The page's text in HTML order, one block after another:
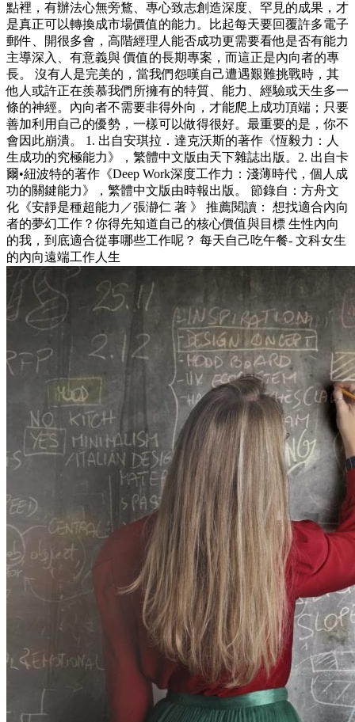
點裡，有辦法心無旁鶩、專心致志創造深度、罕見的成果，才
是真正可以轉換成市場價值的能力。比起每天要回覆許多電子
郵件、開很多會，高階經理人能否成功更需要看他是否有能力
主導深入、有意義與 價值的長期專案，而這正是內向者的專
長。 沒有人是完美的，當我們怨嘆自己遭遇艱難挑戰時，其
他人或許正在羨慕我們所擁有的特質、能力、經驗或天生多一
條的神經。內向者不需要非得外向，才能爬上成功頂端；只要
善加利用自己的優勢，一樣可以做得很好。最重要的是，你不
會因此崩潰。 1. 出自安琪拉．達克沃斯的著作《恆毅力：人
生成功的究極能力》，繁體中文版由天下雜誌出版。2. 出自卡
爾•紐波特的著作《Deep Work深度工作力：淺薄時代，個人成
功的關鍵能力》，繁體中文版由時報出版。 節錄自：方舟文
化《安靜是種超能力／張瀞仁 著 》 推薦閱讀： 想找適合內向
者的夢幻工作？你得先知道自己的核心價值與目標 生性內向
的我，到底適合從事哪些工作呢？ 每天自己吃午餐- 文科女生
的內向遠端工作人生